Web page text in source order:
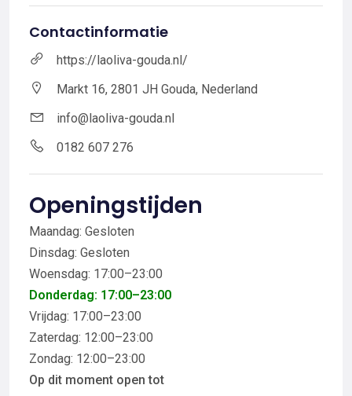
Contactinformatie
https://laoliva-gouda.nl/
Markt 16, 2801 JH Gouda, Nederland
info@laoliva-gouda.nl
0182 607 276
Openingstijden
Maandag: Gesloten
Dinsdag: Gesloten
Woensdag: 17:00–23:00
Donderdag: 17:00–23:00
Vrijdag: 17:00–23:00
Zaterdag: 12:00–23:00
Zondag: 12:00–23:00
Op dit moment open tot